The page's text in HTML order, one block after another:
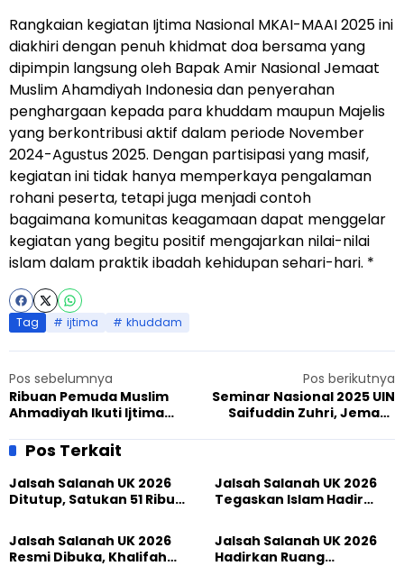
Rangkaian kegiatan Ijtima Nasional MKAI-MAAI 2025 ini
diakhiri dengan penuh khidmat doa bersama yang
dipimpin langsung oleh Bapak Amir Nasional Jemaat
Muslim Ahamdiyah Indonesia dan penyerahan
penghargaan kepada para khuddam maupun Majelis
yang berkontribusi aktif dalam periode November
2024-Agustus 2025. Dengan partisipasi yang masif,
kegiatan ini tidak hanya memperkaya pengalaman
rohani peserta, tetapi juga menjadi contoh
bagaimana komunitas keagamaan dapat menggelar
kegiatan yang begitu positif mengajarkan nilai-nilai
islam dalam praktik ibadah kehidupan sehari-hari. *
Tag ijtima khuddam
Pos sebelumnya
Ribuan Pemuda Muslim
Ahmadiyah Ikuti Ijtima
Nilai Keislaman
Pos berikutnya
Seminar Nasional 2025 UIN
Saifuddin Zuhri, Jemaat
Purwokerto Gelar Pameran
Pos Terkait
Jalsah Salanah UK 2026
Ditutup, Satukan 51 Ribu
Jalsah Salanah UK 2026
Tegaskan Islam Hadir
Pengabdian
Jalsah Salanah UK 2026
Resmi Dibuka, Khalifah
Jalsah Salanah UK 2026
Hadirkan Ruang